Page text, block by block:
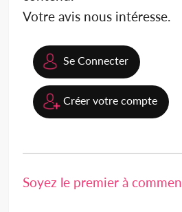
Votre avis nous intéresse.
Se Connecter
Créer votre compte
Soyez le premier à